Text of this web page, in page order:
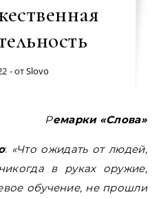
- отSlovo
Ремарки «Слова»
: «Что ожидать от людей,
в руках оружие,
обучение, не прошли